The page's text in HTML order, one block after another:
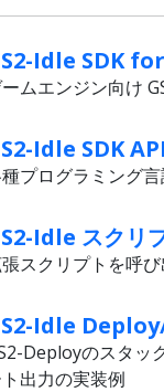
Idle SDK
ムエンジン向け
Idle SDK
プログラミング
Idle スクリ
スクリプトを呼
Idle
Deployのスタッ
出力の実装例